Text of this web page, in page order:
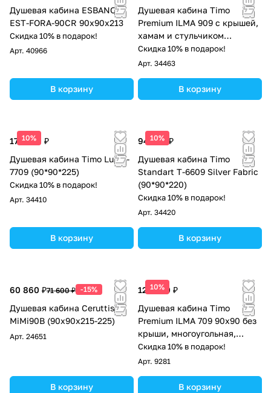
Душевая кабина ESBANO
EST-FORA-90CR 90х90х213
Скидка 10% в подарок!
Арт. 40966
В корзину
Душевая кабина Timo
Premium ILMA 909 с крышей,
хамам и стульчиком
90*90*222
Скидка 10% в подарок!
Арт. 34463
В корзину
10%
173 400 ₽
Душевая кабина Timo Lux T-
7709 (90*90*225)
Скидка 10% в подарок!
Арт. 34410
В корзину
10%
94 700 ₽
Душевая кабина Timo
Standart T-6609 Silver Fabric
(90*90*220)
Скидка 10% в подарок!
Арт. 34420
В корзину
60 860 ₽71 600 ₽ -15%
Душевая кабина Ceruttispa
MiMi90B (90x90x215-225)
Арт. 24651
В корзину
10%
122 600 ₽
Душевая кабина Timo
Premium ILMA 709 90х90 без
крыши, многоугольная,
прозрачное стекло
Скидка 10% в подарок!
Арт. 9281
В корзину